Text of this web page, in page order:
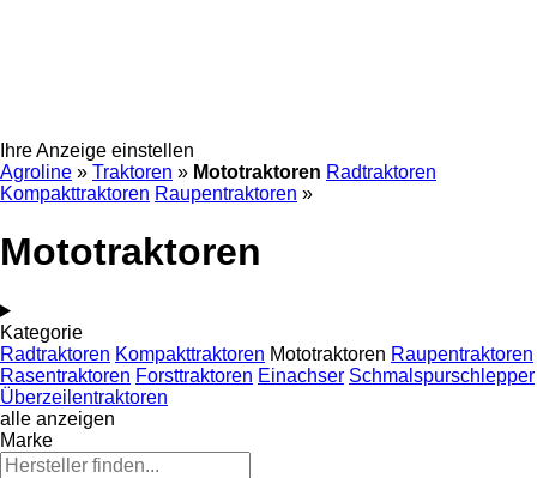
Ihre Anzeige einstellen
Agroline » Traktoren » Mototraktoren Radtraktoren
Kompakttraktoren Raupentraktoren »
Mototraktoren
Kategorie
Radtraktoren Kompakttraktoren Mototraktoren Raupentraktoren
Rasentraktoren Forsttraktoren Einachser Schmalspurschlepper
Überzeilentraktoren
alle anzeigen
Marke